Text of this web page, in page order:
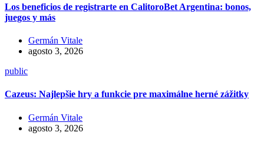
Los beneficios de registrarte en CalitoroBet Argentina: bonos,
juegos y más
Germán Vitale
agosto 3, 2026
public
Cazeus: Najlepšie hry a funkcie pre maximálne herné zážitky
Germán Vitale
agosto 3, 2026